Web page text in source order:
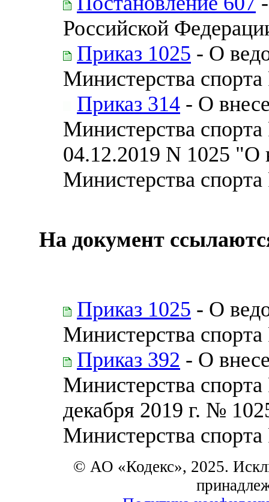
Российской
Приказ 1025 - О
Министерства
Приказ 314 - О
Министерства
04.12.2019 N 1025 "О
Министерства
На документ
Приказ 1025 - О
Министерства
Приказ 392 - О
Министерства
декабря 2019 г. №
Министерства
© АО «Кодекс», 2025.